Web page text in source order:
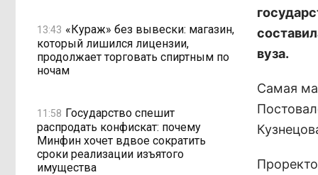
13:43 «Кураж» без вывески: магазин,
который лишился лицензии,
продолжает торговать спиртным по
ночам
11:58 Государство спешит
распродать конфискат: почему
Минфин хочет вдвое сократить
сроки реализации изъятого
имущества
вуза.
Самая